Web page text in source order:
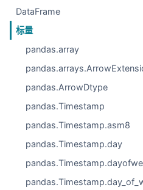
DataFrame
标量
pandas.array
pandas.ArrowDtype
pandas.Timestamp
pandas.Timestamp.asm8
pandas.Timestamp.day